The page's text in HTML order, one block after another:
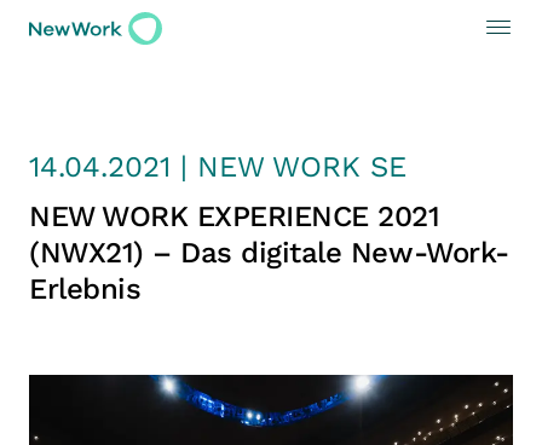
14.04.2021 | NEW WORK SE
NEW WORK EXPERIENCE 2021
(NWX21) – Das digitale New-Work-
Erlebnis